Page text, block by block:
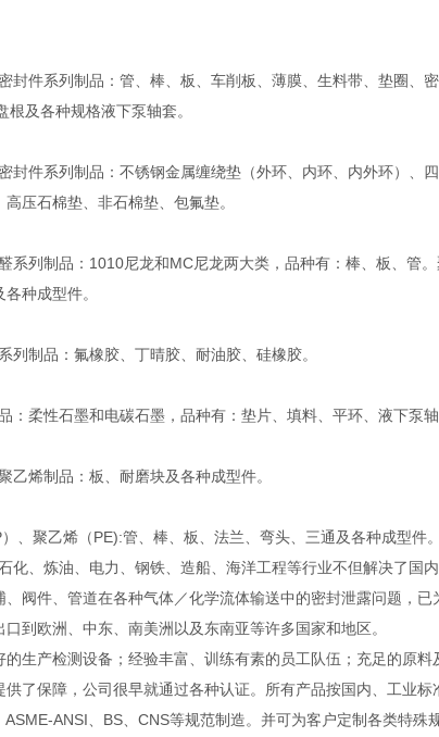
件系列制品：管、棒、板、车削板、薄膜、生料带、垫圈、
及各种规格液下泵轴套。
件系列制品：不锈钢金属缠绕垫（外环、内环、内外环）、
高压石棉垫、非石棉垫、包氟垫。
列制品：1010尼龙和MC尼龙两大类，品种有：棒、板、管
各种成型件。
制品：氟橡胶、丁晴胶、耐油胶、硅橡胶。
柔性石墨和电碳石墨，品种有：垫片、填料、平环、液下泵
烯制品：板、耐磨块及各种成型件。
、聚乙烯（PE):管、棒、板、法兰、弯头、三通及各种成型件
、炼油、电力、钢铁、造船、海洋工程等行业不但解决了国
、阀件、管道在各种气体／化学流体输送中的密封泄露问题，已
口到欧洲、中东、南美洲以及东南亚等许多国家和地区。
产检测设备；经验丰富、训练有素的员工队伍；充足的原料
供了保障，公司很早就通过各种认证。所有产品按国内、工业标
ANSI、BS、CNS等规范制造。并可为客户定制各类特殊